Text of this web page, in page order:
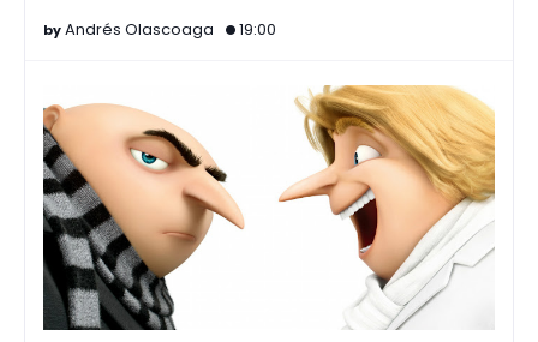
Andrés Olascoaga 19:00